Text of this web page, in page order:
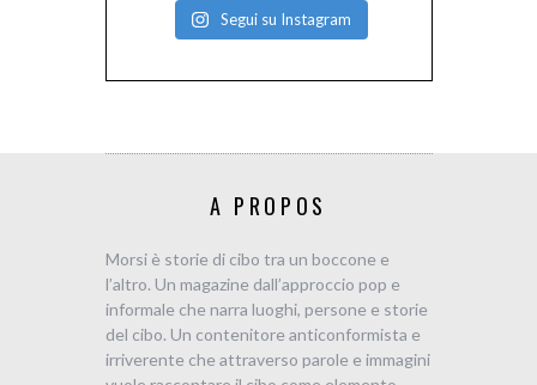
Segui su Instagram
A PROPOS
Morsi è storie di cibo tra un boccone e
l’altro. Un magazine dall’approccio pop e
informale che narra luoghi, persone e storie
del cibo. Un contenitore anticonformista e
irriverente che attraverso parole e immagini